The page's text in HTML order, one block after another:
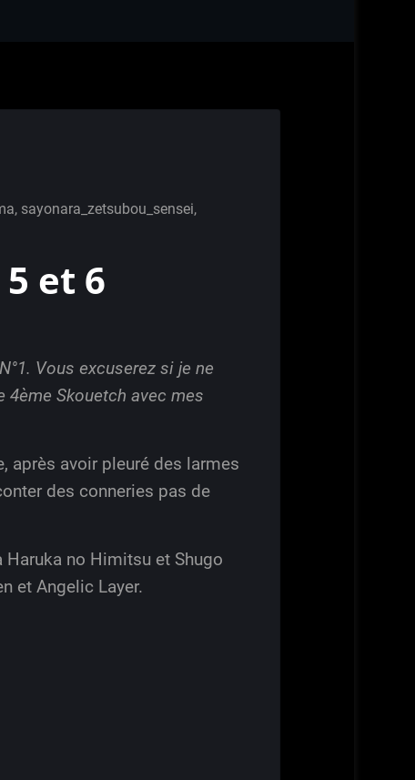
, sayonara_zetsubou_sensei,
et 6
Vous excuserez si je ne
4ème Skouetch avec mes
après avoir pleuré des larmes
des conneries pas de
Haruka no Himitsu et Shugo
et Angelic Layer.